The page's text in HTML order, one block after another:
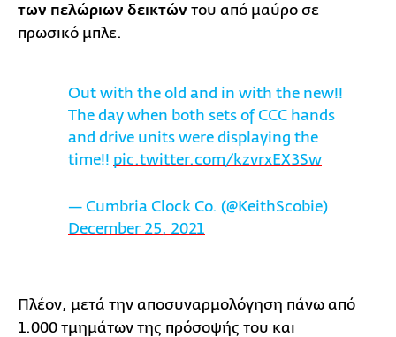
των πελώριων δεικτών του από μαύρο σε
πρωσικό μπλε.
Out with the old and in with the new!!
The day when both sets of CCC hands
and drive units were displaying the
time!! pic.twitter.com/kzvrxEX3Sw
— Cumbria Clock Co. (@KeithScobie)
December 25, 2021
Πλέον, μετά την αποσυναρμολόγηση πάνω από
1.000 τμημάτων της πρόσοψής του και